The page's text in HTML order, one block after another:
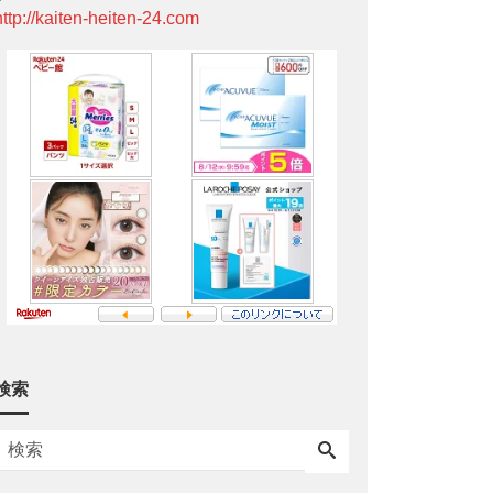
kaiten-heiten-24.com
索